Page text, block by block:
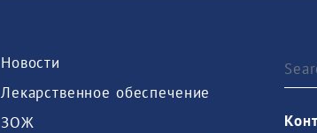
Новости
Лекарственное обеспечение
ЗОЖ